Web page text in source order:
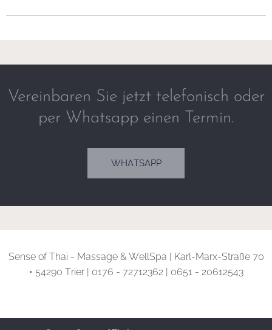
Vereinbaren Sie jetzt telefonisch oder
per Whatsapp einen Termin.
WHATSAPP
Sense of Thai - Massage & WellSpa | Karl-Marx-Straße 70
• 54290 Trier | 0176 - 72712362 | 0651 - 20612543